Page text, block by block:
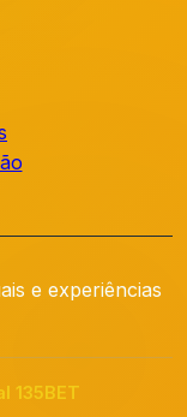
e experiências
135BET